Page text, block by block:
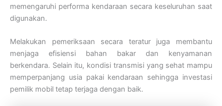
memengaruhi performa kendaraan secara keseluruhan saat
digunakan.
Melakukan pemeriksaan secara teratur juga membantu
menjaga efisiensi bahan bakar dan kenyamanan
berkendara. Selain itu, kondisi transmisi yang sehat mampu
memperpanjang usia pakai kendaraan sehingga investasi
pemilik mobil tetap terjaga dengan baik.